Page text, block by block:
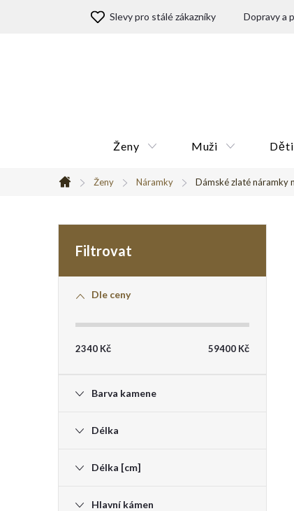
Slevy pro stálé zákazníky Dopravy a
Ženy
Muži
Domů
Ženy Náramky Dámské zlaté náramky
o
Dle ceny
2340 Kč 59400 Kč
Barva kamene
Délka
Délka [cm]
Hlavní kámen